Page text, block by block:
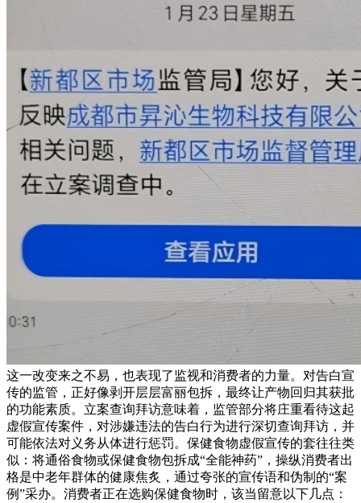
这一改变来之不易，也表现了监视和消费者的力量。对告白宣
传的监管，正好像剥开层层富丽包拆，最终让产物回归其获批
的功能素质。立案查询拜访意味着，监管部分将庄重看待这起
虚假宣传案件，对涉嫌违法的告白行为进行深切查询拜访，并
可能依法对义务从体进行惩罚。保健食物虚假宣传的套往往类
似：将通俗食物或保健食物包拆成“全能神药”，操纵消费者出
格是中老年群体的健康焦炙，通过夸张的宣传语和伪制的“案
例”采办。消费者正在选购保健食物时，该当留意以下几点：